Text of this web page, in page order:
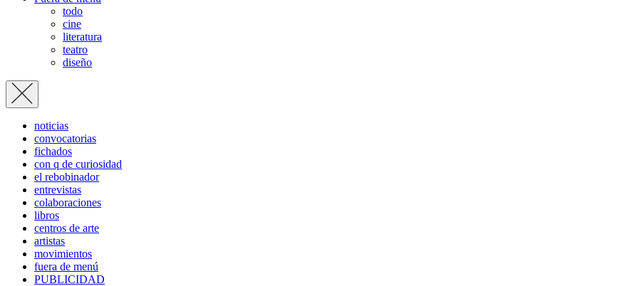
todo
cine
literatura
teatro
diseño
noticias
convocatorias
fichados
con q de curiosidad
el rebobinador
entrevistas
colaboraciones
libros
centros de arte
artistas
movimientos
fuera de menú
PUBLICIDAD